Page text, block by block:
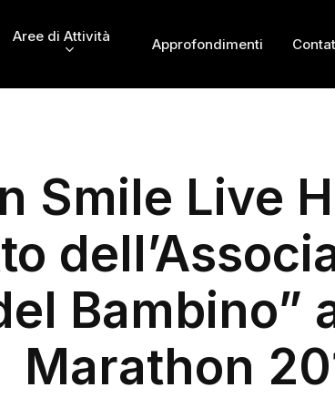
Aree di Attività Approfondimenti
Smile Live
Bambino”
Marathon